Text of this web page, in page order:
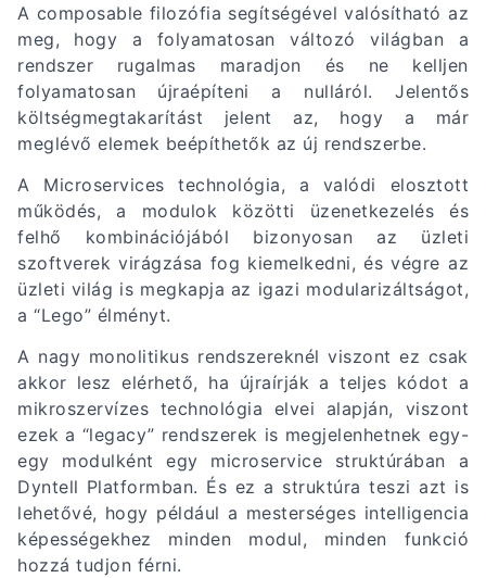
A composable filozófia segítségével valósítható az
meg, hogy a folyamatosan változó világban a
rendszer rugalmas maradjon és ne kelljen
folyamatosan újraépíteni a nulláról. Jelentős
költségmegtakarítást jelent az, hogy a már
meglévő elemek beépíthetők az új rendszerbe.
A Microservices technológia, a valódi elosztott
működés, a modulok közötti üzenetkezelés és
felhő kombinációjából bizonyosan az üzleti
szoftverek virágzása fog kiemelkedni, és végre az
üzleti világ is megkapja az igazi modularizáltságot,
a “Lego” élményt.
A nagy monolitikus rendszereknél viszont ez csak
akkor lesz elérhető, ha újraírják a teljes kódot a
mikroszervízes technológia elvei alapján, viszont
ezek a “legacy” rendszerek is megjelenhetnek egy-
egy modulként egy microservice struktúrában a
Dyntell Platformban. És ez a struktúra teszi azt is
lehetővé, hogy például a mesterséges intelligencia
képességekhez minden modul, minden funkció
hozzá tudjon férni.